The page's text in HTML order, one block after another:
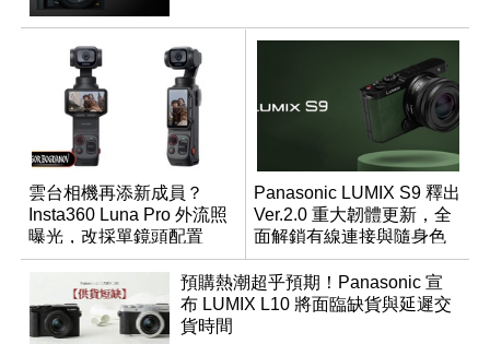
雲台相機再添新成員？
Insta360 Luna Pro 外流照
曝光，改採單鏡頭配置
Panasonic LUMIX S9 釋出
Ver.2.0 重大韌體更新，全
面解鎖有線連接與隨身色
調編輯
預購熱潮超乎預期！Panasonic 宣
布 LUMIX L10 將面臨缺貨與延遲交
貨時間